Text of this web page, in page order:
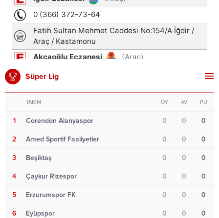
Süper Lig
TAKIM OY AV PU
1 Corendon Alanyaspor 0 0 0
2 Amed Sportif Faaliyetler 0 0 0
3 Beşiktaş 0 0 0
4 Çaykur Rizespor 0 0 0
5 Erzurumspor FK 0 0 0
6 Eyüpspor 0 0 0